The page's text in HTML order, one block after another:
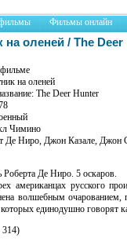
Фильмы онлайн
на оленей / The
на оленей
The Deer Hunter
Чимино
Де Ниро, Джон Казале,
Роберта Де Ниро. 5 оскаров.
американцах русского
волшебным очарованием,
единодушно говорят